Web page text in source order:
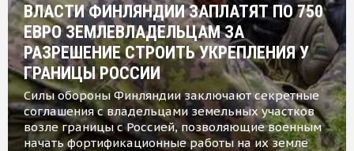
ВЛАСТИ ФИНЛЯНДИИ ЗАПЛАТЯТ ПО 750
ЕВРО ЗЕМЛЕВЛАДЕЛЬЦАМ ЗА
РАЗРЕШЕНИЕ СТРОИТЬ УКРЕПЛЕНИЯ У
ГРАНИЦЫ РОССИИ
Силы обороны Финляндии заключают секретные
соглашения с владельцами земельных участков
возле границы с Россией, позволяющие военным
начать фортификационные работы на их земле